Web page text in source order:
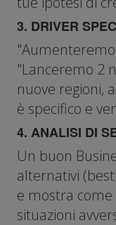
3. DRIVER
"Lanceremo 2
nuove regioni,
è specifico e
4. ANALISI DI
Un buon
alternativi (best
e mostra
situazioni